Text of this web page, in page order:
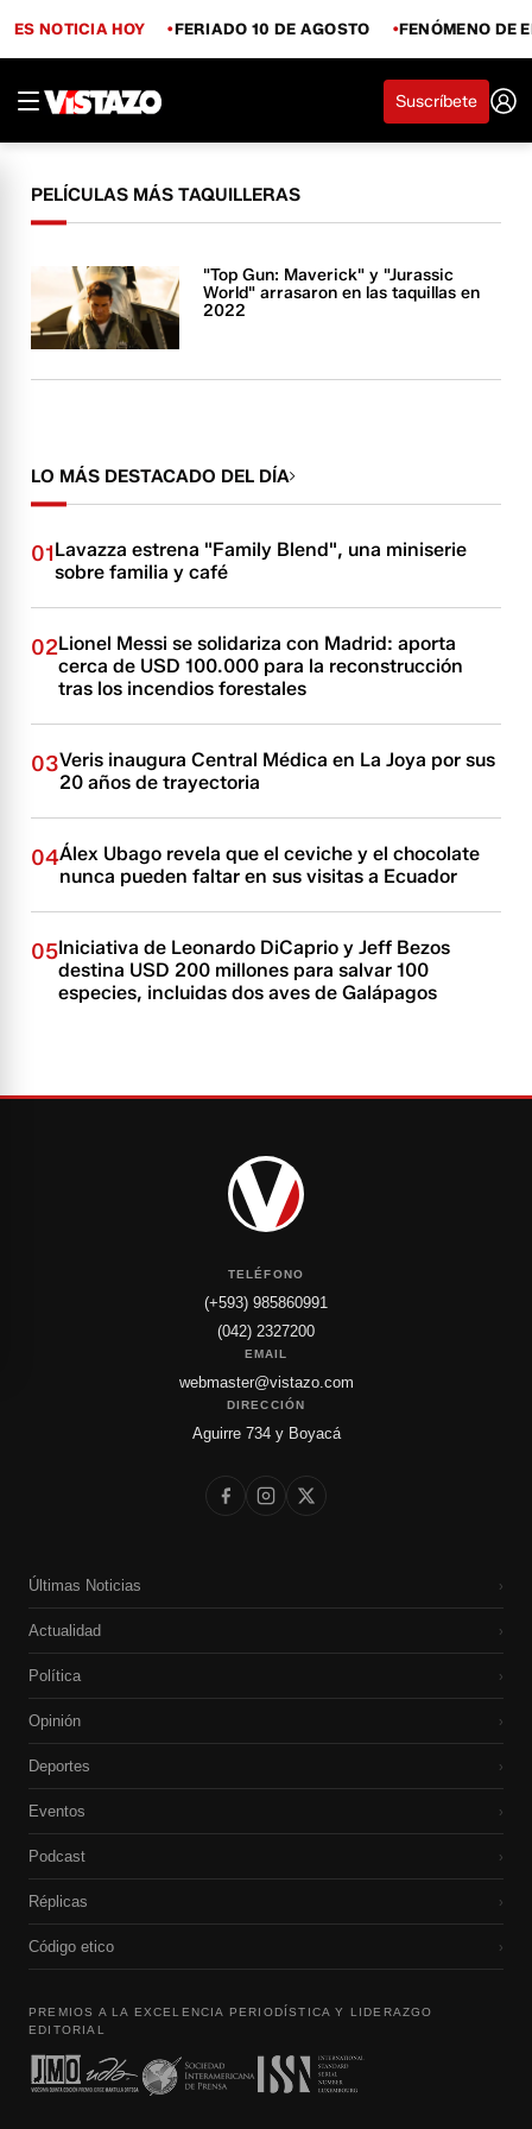
ES NOTICIA HOY FERIADO 10 DE AGOSTO FENÓMENO DE
Suscríbete
PELÍCULAS MÁS TAQUILLERAS
"Top Gun: Maverick" y "Jurassic
World" arrasaron en las taquillas en
2022
LO MÁS DESTACADO DEL DÍA
01Lavazza estrena "Family Blend", una miniserie
sobre familia y café
02Lionel Messi se solidariza con Madrid: aporta
cerca de USD 100.000 para la reconstrucción
tras los incendios forestales
03Veris inaugura Central Médica en La Joya por sus
20 años de trayectoria
04Álex Ubago revela que el ceviche y el chocolate
nunca pueden faltar en sus visitas a Ecuador
05Iniciativa de Leonardo DiCaprio y Jeff Bezos
destina USD 200 millones para salvar 100
especies, incluidas dos aves de Galápagos
TELÉFONO
(+593) 985860991
(042) 2327200
EMAIL
webmaster@vistazo.com
DIRECCIÓN
Aguirre 734 y Boyacá
Últimas Noticias ›
Actualidad ›
Política ›
Opinión ›
Deportes ›
Eventos ›
Podcast ›
Réplicas ›
Código etico ›
PREMIOS A LA EXCELENCIA PERIODÍSTICA Y LIDERAZGO
EDITORIAL